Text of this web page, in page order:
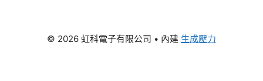
© 2026 虹科電子有限公司 • 內建 生成壓力